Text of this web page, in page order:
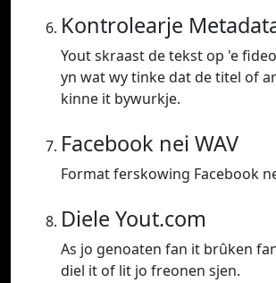
Kontrolearje
Yout skraast de tekst op 'e
yn wat wy tinke dat de titel of
kinne it bywurkje.
Facebook nei WAV
Format ferskowing Facebook
Diele Yout.com
As jo genoaten fan it brûken
diel it of lit jo freonen sjen.